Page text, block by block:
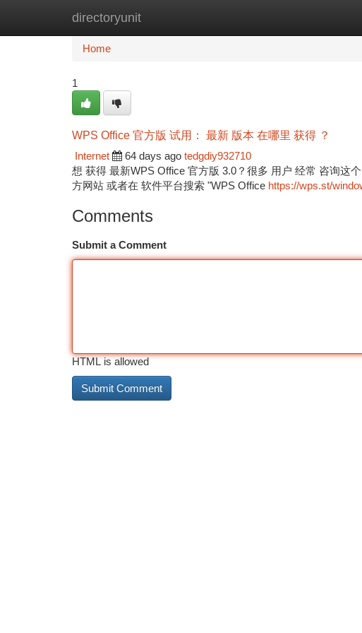
directoryunit
Home
Home
1
WPS Office 官方版 试用： 最新 版本 在哪里 获得 ？
Internet
64 days ago tedgdiy932710
想 获得 最新WPS Office 官方版 3.0？很多 用户 经常 咨询这
方网站 或者在 软件平台搜索 "WPS Office https://wps.st/
Comments
Submit a Comment
HTML is allowed